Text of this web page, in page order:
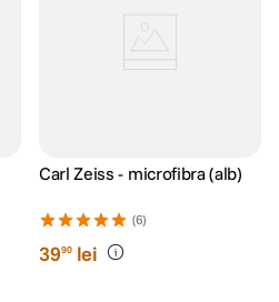
Carl Zeiss - microfibra (alb)
(6)
3990 lei